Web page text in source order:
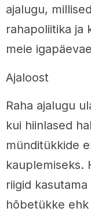
ajalugu,
rahapoliitika ja
meie
Ajaloost
Raha ajalugu
kui hiinlased
münditükkide
kauplemiseks.
riigid
hõbetükke